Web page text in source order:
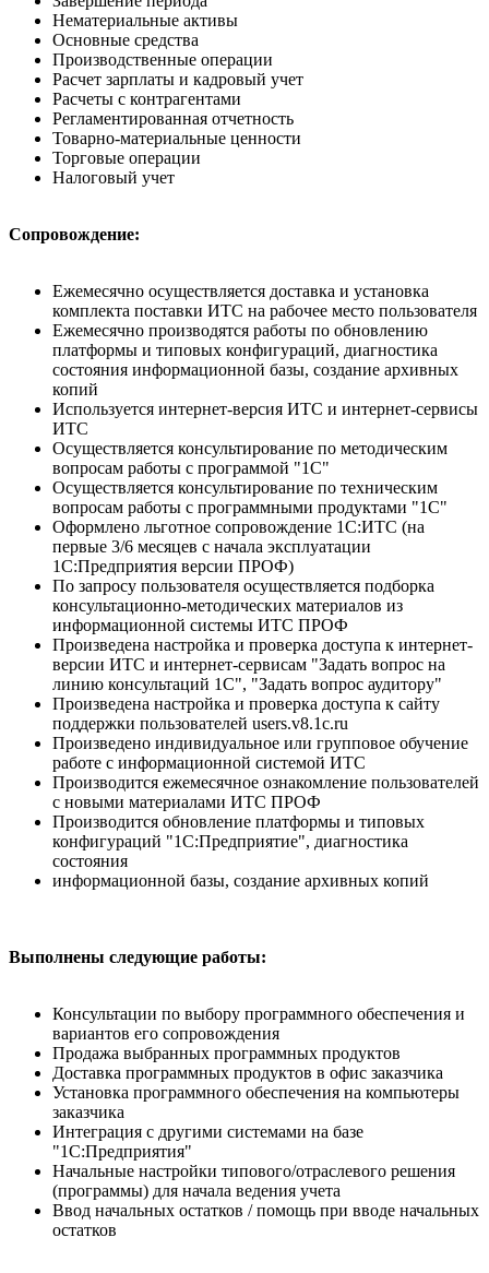
Нематериальные активы
Основные средства
Производственные операции
Расчет зарплаты и кадровый учет
Расчеты с контрагентами
Регламентированная отчетность
Товарно-материальные ценности
Торговые операции
Налоговый учет
Сопровождение:
Ежемесячно осуществляется доставка и установка
комплекта поставки ИТС на рабочее место пользователя
Ежемесячно производятся работы по обновлению
платформы и типовых конфигураций, диагностика
состояния информационной базы, создание архивных
копий
Используется интернет-версия ИТС и интернет-сервисы
ИТС
Осуществляется консультирование по методическим
вопросам работы с программой "1С"
Осуществляется консультирование по техническим
вопросам работы с программными продуктами "1С"
Оформлено льготное сопровождение 1С:ИТС (на
первые 3/6 месяцев с начала эксплуатации
1С:Предприятия версии ПРОФ)
По запросу пользователя осуществляется подборка
консультационно-методических материалов из
информационной системы ИТС ПРОФ
Произведена настройка и проверка доступа к интернет-
версии ИТС и интернет-сервисам "Задать вопрос на
линию консультаций 1С", "Задать вопрос аудитору"
Произведена настройка и проверка доступа к сайту
поддержки пользователей users.v8.1c.ru
Произведено индивидуальное или групповое обучение
работе с информационной системой ИТС
Производится ежемесячное ознакомление пользователей
с новыми материалами ИТС ПРОФ
Производится обновление платформы и типовых
конфигураций "1С:Предприятие", диагностика
состояния
информационной базы, создание архивных копий
Выполнены следующие работы:
Консультации по выбору программного обеспечения и
вариантов его сопровождения
Продажа выбранных программных продуктов
Доставка программных продуктов в офис заказчика
Установка программного обеспечения на компьютеры
заказчика
Интеграция с другими системами на базе
"1С:Предприятия"
Начальные настройки типового/отраслевого решения
(программы) для начала ведения учета
Ввод начальных остатков / помощь при вводе начальных
остатков